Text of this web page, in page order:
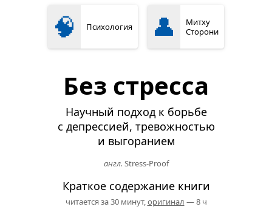
🧠 Психология 👤
Митху
Сторони
Без стресса
Научный подход к борьбе
с депрессией, тревожностью
и выгоранием
англ. Stress-Proof
Краткое содержание книги
читается за 30 минут,оригинал — 8 ч